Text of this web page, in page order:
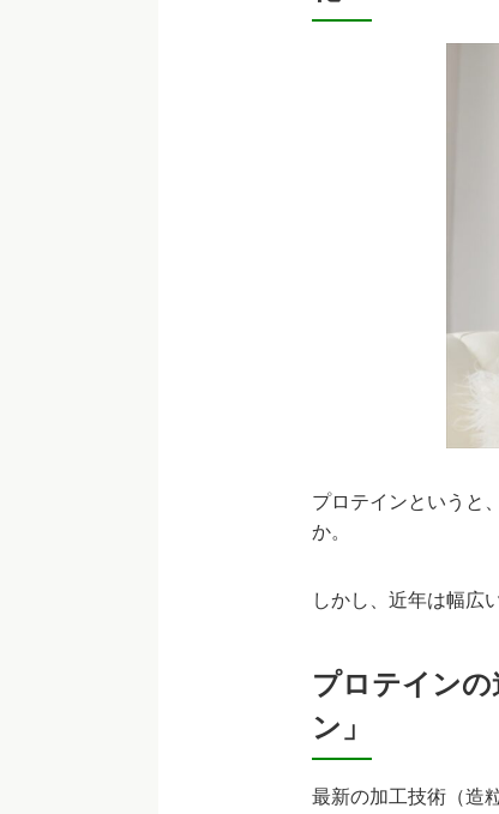
プロテインというと
か。
しかし、近年は幅広
プロテイン
ン」
最新の加工技術（造